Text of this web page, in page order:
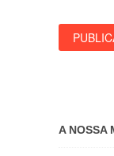
A NOSSA